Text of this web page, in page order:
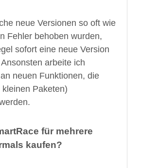
neue Versionen so oft wie
Fehler behoben wurden,
sofort eine neue Version
arbeite ich
neuen Funktionen, die
Paketen)
für mehrere
kaufen?